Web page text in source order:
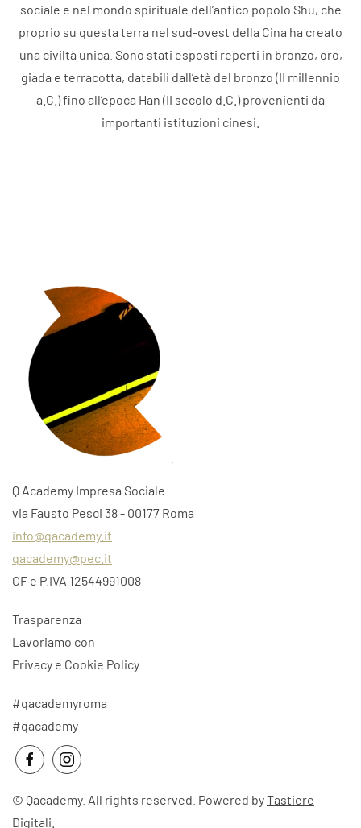
sociale e nel mondo spirituale dell’antico popolo Shu, che
proprio su questa terra nel sud-ovest della Cina ha creato
una civiltà unica. Sono stati esposti reperti in bronzo, oro,
giada e terracotta, databili dall’età del bronzo (II millennio
a.C.) fino all’epoca Han (II secolo d.C.) provenienti da
importanti istituzioni cinesi.
Q Academy Impresa Sociale
via Fausto Pesci 38 - 00177 Roma
info@qacademy.it
qacademy@pec.it
CF e P.IVA 12544991008
Trasparenza
Lavoriamo con
Privacy e Cookie Policy
#qacademyroma
#qacademy
© Qacademy. All rights reserved. Powered byTastiere
Digitali